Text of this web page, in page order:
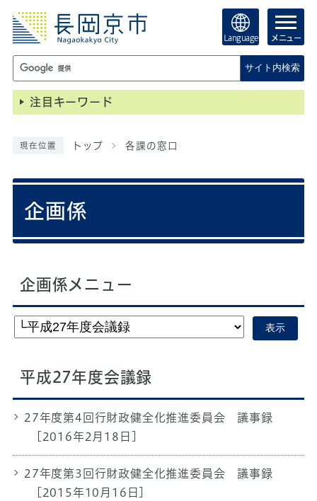
Language メニュー
サイト内検索
注目キーワード
現在位置 トップ 各課の窓口
企画係
企画係メニュー
表示
平成27年度会議録
27年度第4回行財政健全化推進委員会 議事録
[2016年2月18日]
27年度第3回行財政健全化推進委員会 議事録
[2015年10月16日]